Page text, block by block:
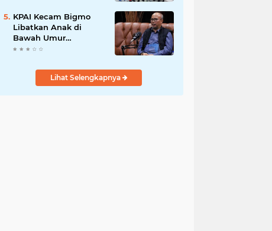
Piala Presiden 2026
KPAI Kecam Bigmo
Libatkan Anak di
Bawah Umur
Promosikan Liquid
Bertindak Tegas
Lihat Selengkapnya